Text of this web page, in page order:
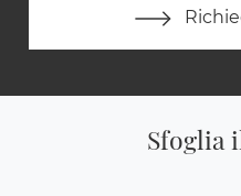
Sfoglia